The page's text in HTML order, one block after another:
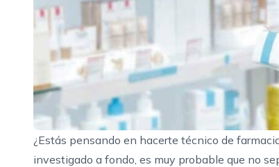
¿Estás pensando en hacerte técnico de
investigado a fondo, es muy probable que no